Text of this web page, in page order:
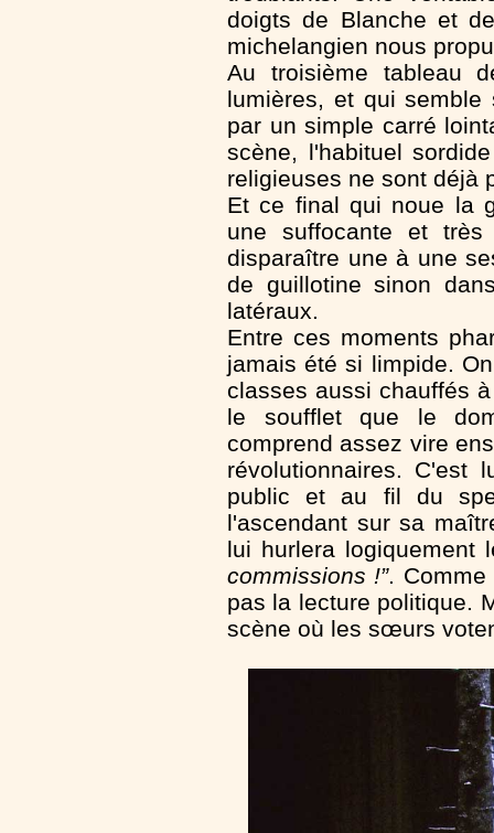
doigts de Blanche et
michelangien nous
Au troisième tableau
lumières, et qui
par un simple carré
scène, l'habituel
religieuses ne sont déjà
Et ce final qui noue la
une suffocante et très
disparaître une à une
de guillotine sinon
latéraux.
Entre ces moments
jamais été si limpide.
classes aussi chauffés
le soufflet que le
comprend assez vire
révolutionnaires. C'est
public et au fil du
l'ascendant sur sa
lui hurlera
commissions !”.
pas la lecture politique.
scène où les sœurs